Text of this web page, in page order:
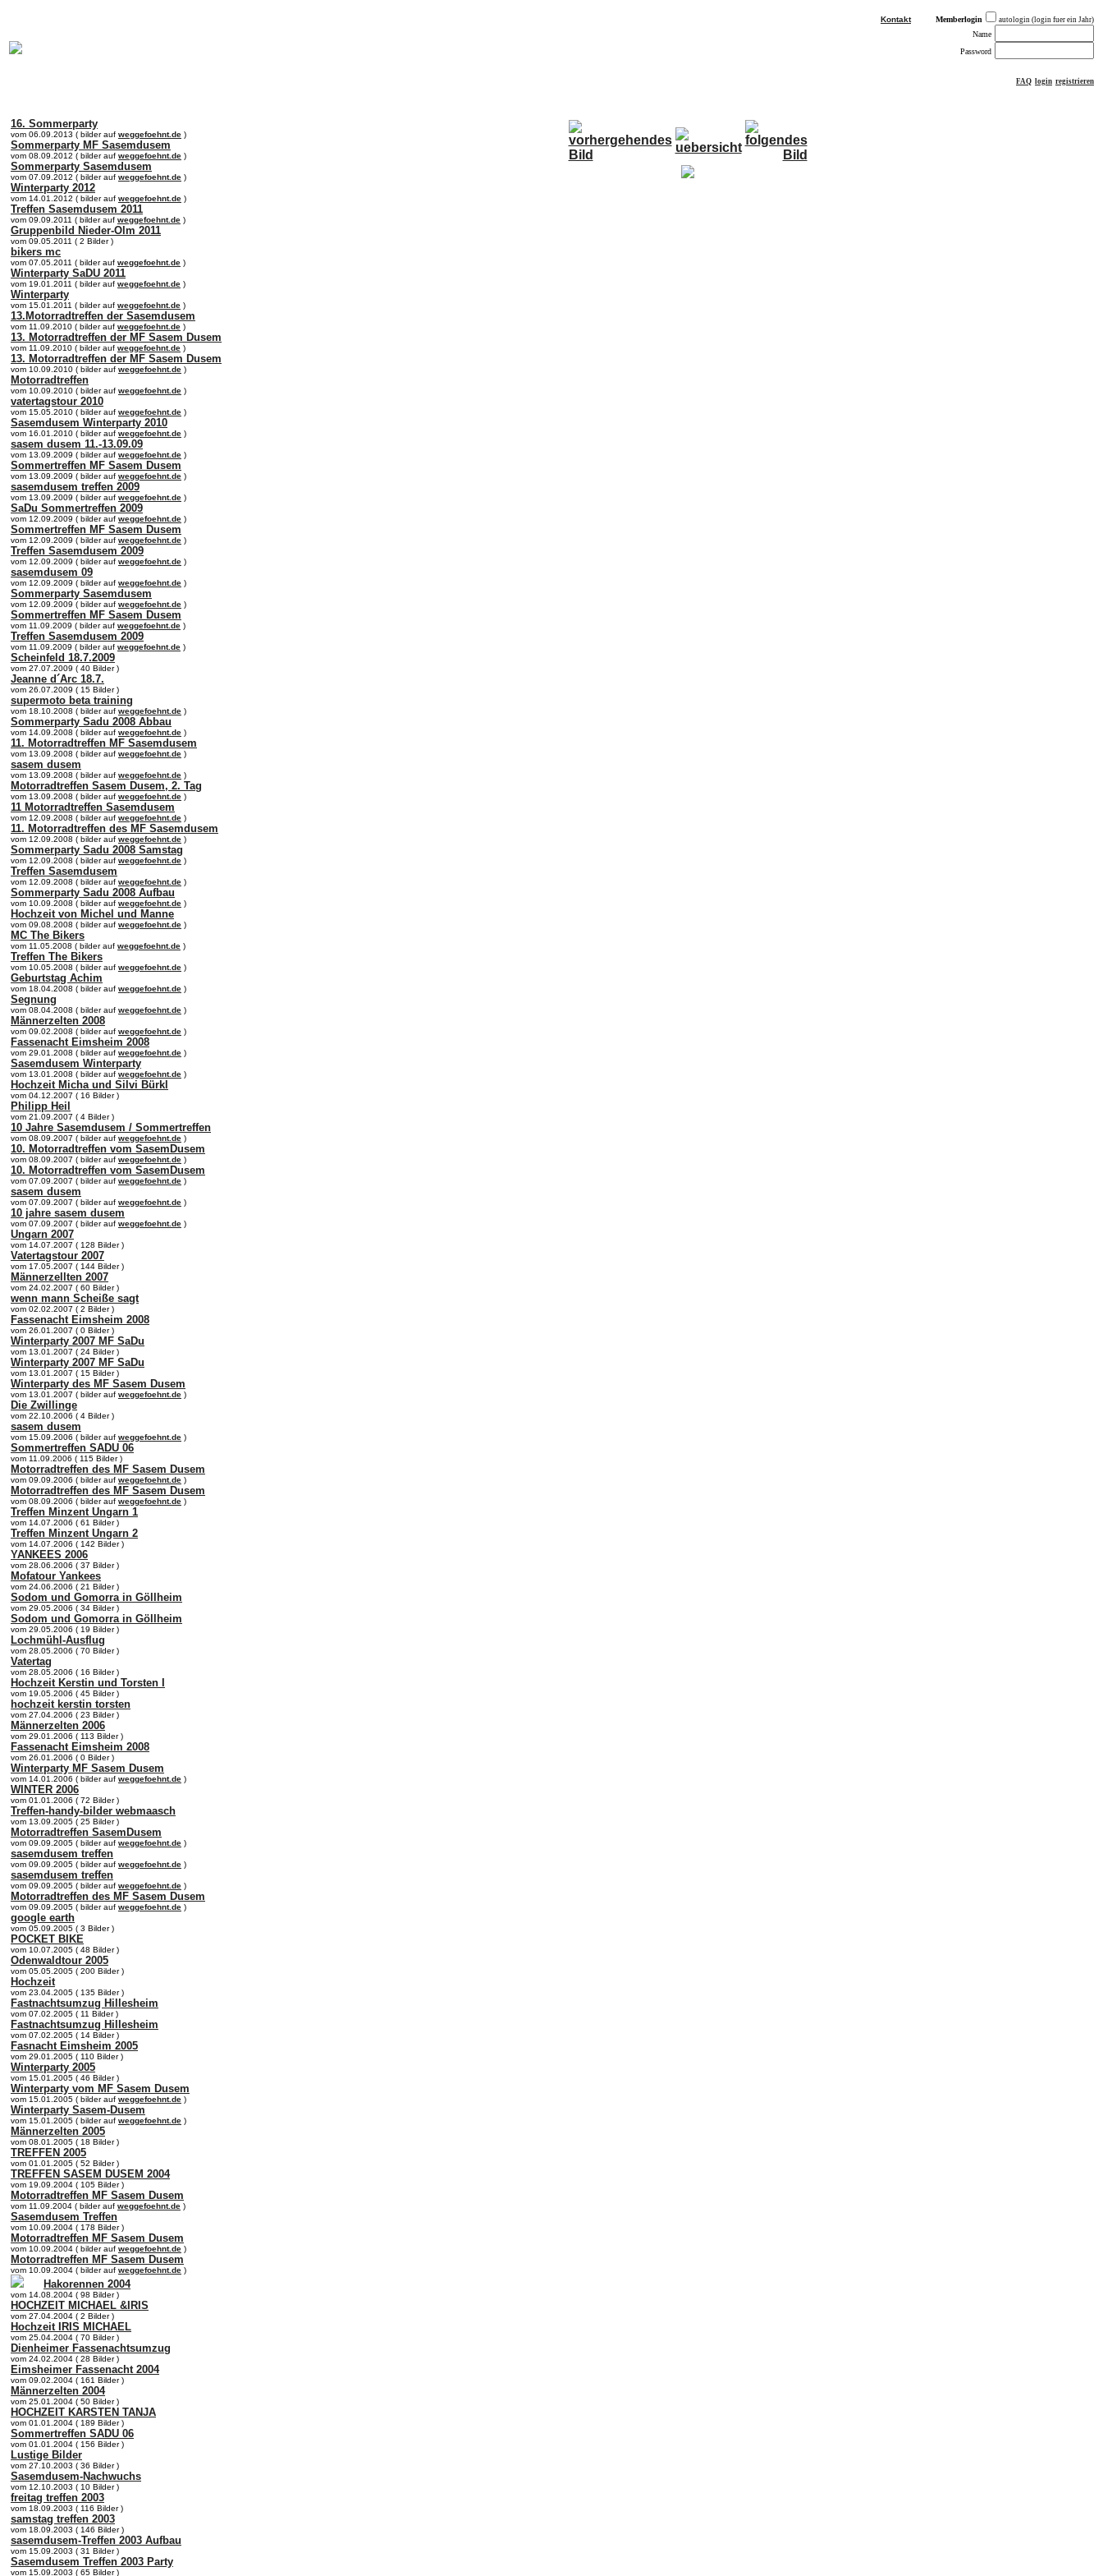
Kontakt Memberlogin autologin (login fuer ein Jahr)
Name
Password
FAQ login registrieren
16. Sommerparty
vom 06.09.2013 ( bilder auf weggefoehnt.de )
Sommerparty MF Sasemdusem
vom 08.09.2012 ( bilder auf weggefoehnt.de )
Sommerparty Sasemdusem
vom 07.09.2012 ( bilder auf weggefoehnt.de )
Winterparty 2012
vom 14.01.2012 ( bilder auf weggefoehnt.de )
Treffen Sasemdusem 2011
vom 09.09.2011 ( bilder auf weggefoehnt.de )
Gruppenbild Nieder-Olm 2011
vom 09.05.2011 ( 2 Bilder )
bikers mc
vom 07.05.2011 ( bilder auf weggefoehnt.de )
Winterparty SaDU 2011
vom 19.01.2011 ( bilder auf weggefoehnt.de )
Winterparty
vom 15.01.2011 ( bilder auf weggefoehnt.de )
13.Motorradtreffen der Sasemdusem
vom 11.09.2010 ( bilder auf weggefoehnt.de )
13. Motorradtreffen der MF Sasem Dusem
vom 11.09.2010 ( bilder auf weggefoehnt.de )
13. Motorradtreffen der MF Sasem Dusem
vom 10.09.2010 ( bilder auf weggefoehnt.de )
Motorradtreffen
vom 10.09.2010 ( bilder auf weggefoehnt.de )
vatertagstour 2010
vom 15.05.2010 ( bilder auf weggefoehnt.de )
Sasemdusem Winterparty 2010
vom 16.01.2010 ( bilder auf weggefoehnt.de )
sasem dusem 11.-13.09.09
vom 13.09.2009 ( bilder auf weggefoehnt.de )
Sommertreffen MF Sasem Dusem
vom 13.09.2009 ( bilder auf weggefoehnt.de )
sasemdusem treffen 2009
vom 13.09.2009 ( bilder auf weggefoehnt.de )
SaDu Sommertreffen 2009
vom 12.09.2009 ( bilder auf weggefoehnt.de )
Sommertreffen MF Sasem Dusem
vom 12.09.2009 ( bilder auf weggefoehnt.de )
Treffen Sasemdusem 2009
vom 12.09.2009 ( bilder auf weggefoehnt.de )
sasemdusem 09
vom 12.09.2009 ( bilder auf weggefoehnt.de )
Sommerparty Sasemdusem
vom 12.09.2009 ( bilder auf weggefoehnt.de )
Sommertreffen MF Sasem Dusem
vom 11.09.2009 ( bilder auf weggefoehnt.de )
Treffen Sasemdusem 2009
vom 11.09.2009 ( bilder auf weggefoehnt.de )
Scheinfeld 18.7.2009
vom 27.07.2009 ( 40 Bilder )
Jeanne d´Arc 18.7.
vom 26.07.2009 ( 15 Bilder )
supermoto beta training
vom 18.10.2008 ( bilder auf weggefoehnt.de )
Sommerparty Sadu 2008 Abbau
vom 14.09.2008 ( bilder auf weggefoehnt.de )
11. Motorradtreffen MF Sasemdusem
vom 13.09.2008 ( bilder auf weggefoehnt.de )
sasem dusem
vom 13.09.2008 ( bilder auf weggefoehnt.de )
Motorradtreffen Sasem Dusem, 2. Tag
vom 13.09.2008 ( bilder auf weggefoehnt.de )
11 Motorradtreffen Sasemdusem
vom 12.09.2008 ( bilder auf weggefoehnt.de )
11. Motorradtreffen des MF Sasemdusem
vom 12.09.2008 ( bilder auf weggefoehnt.de )
Sommerparty Sadu 2008 Samstag
vom 12.09.2008 ( bilder auf weggefoehnt.de )
Treffen Sasemdusem
vom 12.09.2008 ( bilder auf weggefoehnt.de )
Sommerparty Sadu 2008 Aufbau
vom 10.09.2008 ( bilder auf weggefoehnt.de )
Hochzeit von Michel und Manne
vom 09.08.2008 ( bilder auf weggefoehnt.de )
MC The Bikers
vom 11.05.2008 ( bilder auf weggefoehnt.de )
Treffen The Bikers
vom 10.05.2008 ( bilder auf weggefoehnt.de )
Geburtstag Achim
vom 18.04.2008 ( bilder auf weggefoehnt.de )
Segnung
vom 08.04.2008 ( bilder auf weggefoehnt.de )
Männerzelten 2008
vom 09.02.2008 ( bilder auf weggefoehnt.de )
Fassenacht Eimsheim 2008
vom 29.01.2008 ( bilder auf weggefoehnt.de )
Sasemdusem Winterparty
vom 13.01.2008 ( bilder auf weggefoehnt.de )
Hochzeit Micha und Silvi Bürkl
vom 04.12.2007 ( 16 Bilder )
Philipp Heil
vom 21.09.2007 ( 4 Bilder )
10 Jahre Sasemdusem / Sommertreffen
vom 08.09.2007 ( bilder auf weggefoehnt.de )
10. Motorradtreffen vom SasemDusem
vom 08.09.2007 ( bilder auf weggefoehnt.de )
10. Motorradtreffen vom SasemDusem
vom 07.09.2007 ( bilder auf weggefoehnt.de )
sasem dusem
vom 07.09.2007 ( bilder auf weggefoehnt.de )
10 jahre sasem dusem
vom 07.09.2007 ( bilder auf weggefoehnt.de )
Ungarn 2007
vom 14.07.2007 ( 128 Bilder )
Vatertagstour 2007
vom 17.05.2007 ( 144 Bilder )
Männerzellten 2007
vom 24.02.2007 ( 60 Bilder )
wenn mann Scheiße sagt
vom 02.02.2007 ( 2 Bilder )
Fassenacht Eimsheim 2008
vom 26.01.2007 ( 0 Bilder )
Winterparty 2007 MF SaDu
vom 13.01.2007 ( 24 Bilder )
Winterparty 2007 MF SaDu
vom 13.01.2007 ( 15 Bilder )
Winterparty des MF Sasem Dusem
vom 13.01.2007 ( bilder auf weggefoehnt.de )
Die Zwillinge
vom 22.10.2006 ( 4 Bilder )
sasem dusem
vom 15.09.2006 ( bilder auf weggefoehnt.de )
Sommertreffen SADU 06
vom 11.09.2006 ( 115 Bilder )
Motorradtreffen des MF Sasem Dusem
vom 09.09.2006 ( bilder auf weggefoehnt.de )
Motorradtreffen des MF Sasem Dusem
vom 08.09.2006 ( bilder auf weggefoehnt.de )
Treffen Minzent Ungarn 1
vom 14.07.2006 ( 61 Bilder )
Treffen Minzent Ungarn 2
vom 14.07.2006 ( 142 Bilder )
YANKEES 2006
vom 28.06.2006 ( 37 Bilder )
Mofatour Yankees
vom 24.06.2006 ( 21 Bilder )
Sodom und Gomorra in Göllheim
vom 29.05.2006 ( 34 Bilder )
Sodom und Gomorra in Göllheim
vom 29.05.2006 ( 19 Bilder )
Lochmühl-Ausflug
vom 28.05.2006 ( 70 Bilder )
Vatertag
vom 28.05.2006 ( 16 Bilder )
Hochzeit Kerstin und Torsten I
vom 19.05.2006 ( 45 Bilder )
hochzeit kerstin torsten
vom 27.04.2006 ( 23 Bilder )
Männerzelten 2006
vom 29.01.2006 ( 113 Bilder )
Fassenacht Eimsheim 2008
vom 26.01.2006 ( 0 Bilder )
Winterparty MF Sasem Dusem
vom 14.01.2006 ( bilder auf weggefoehnt.de )
WINTER 2006
vom 01.01.2006 ( 72 Bilder )
Treffen-handy-bilder webmaasch
vom 13.09.2005 ( 25 Bilder )
Motorradtreffen SasemDusem
vom 09.09.2005 ( bilder auf weggefoehnt.de )
sasemdusem treffen
vom 09.09.2005 ( bilder auf weggefoehnt.de )
sasemdusem treffen
vom 09.09.2005 ( bilder auf weggefoehnt.de )
Motorradtreffen des MF Sasem Dusem
vom 09.09.2005 ( bilder auf weggefoehnt.de )
google earth
vom 05.09.2005 ( 3 Bilder )
POCKET BIKE
vom 10.07.2005 ( 48 Bilder )
Odenwaldtour 2005
vom 05.05.2005 ( 200 Bilder )
Hochzeit
vom 23.04.2005 ( 135 Bilder )
Fastnachtsumzug Hillesheim
vom 07.02.2005 ( 11 Bilder )
Fastnachtsumzug Hillesheim
vom 07.02.2005 ( 14 Bilder )
Fasnacht Eimsheim 2005
vom 29.01.2005 ( 110 Bilder )
Winterparty 2005
vom 15.01.2005 ( 46 Bilder )
Winterparty vom MF Sasem Dusem
vom 15.01.2005 ( bilder auf weggefoehnt.de )
Winterparty Sasem-Dusem
vom 15.01.2005 ( bilder auf weggefoehnt.de )
Männerzelten 2005
vom 08.01.2005 ( 18 Bilder )
TREFFEN 2005
vom 01.01.2005 ( 52 Bilder )
TREFFEN SASEM DUSEM 2004
vom 19.09.2004 ( 105 Bilder )
Motorradtreffen MF Sasem Dusem
vom 11.09.2004 ( bilder auf weggefoehnt.de )
Sasemdusem Treffen
vom 10.09.2004 ( 178 Bilder )
Motorradtreffen MF Sasem Dusem
vom 10.09.2004 ( bilder auf weggefoehnt.de )
Motorradtreffen MF Sasem Dusem
vom 10.09.2004 ( bilder auf weggefoehnt.de )
Hakorennen 2004
vom 14.08.2004 ( 98 Bilder )
HOCHZEIT MICHAEL &IRIS
vom 27.04.2004 ( 2 Bilder )
Hochzeit IRIS MICHAEL
vom 25.04.2004 ( 70 Bilder )
Dienheimer Fassenachtsumzug
vom 24.02.2004 ( 28 Bilder )
Eimsheimer Fassenacht 2004
vom 09.02.2004 ( 161 Bilder )
Männerzelten 2004
vom 25.01.2004 ( 50 Bilder )
HOCHZEIT KARSTEN TANJA
vom 01.01.2004 ( 189 Bilder )
Sommertreffen SADU 06
vom 01.01.2004 ( 156 Bilder )
Lustige Bilder
vom 27.10.2003 ( 36 Bilder )
Sasemdusem-Nachwuchs
vom 12.10.2003 ( 10 Bilder )
freitag treffen 2003
vom 18.09.2003 ( 116 Bilder )
samstag treffen 2003
vom 18.09.2003 ( 146 Bilder )
sasemdusem-Treffen 2003 Aufbau
vom 15.09.2003 ( 31 Bilder )
Sasemdusem Treffen 2003 Party
vom 15.09.2003 ( 65 Bilder )